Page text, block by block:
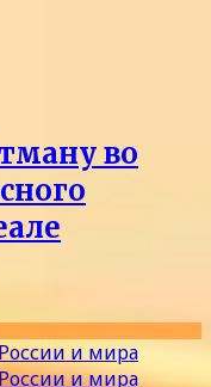
во